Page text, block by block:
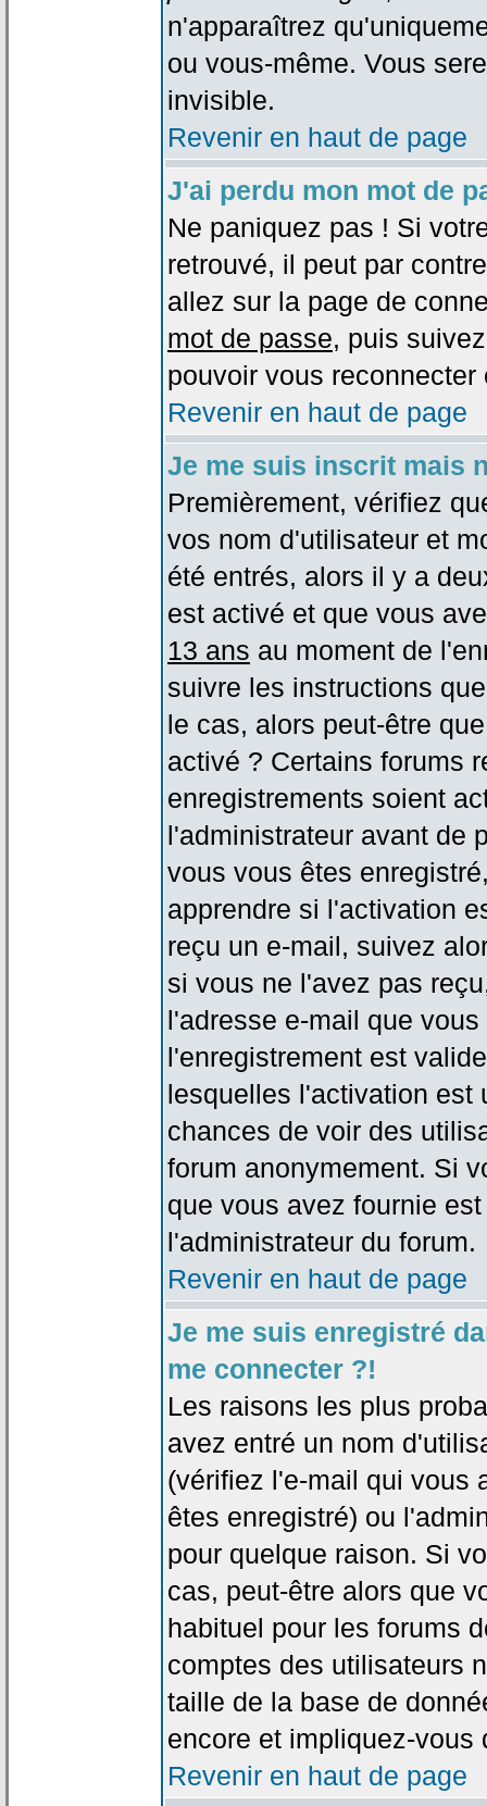
n'apparaîtrez
ou vous-même. Vous
invisible.
Revenir en haut de page
J'ai perdu mon mot de
Ne paniquez pas ! Si
retrouvé, il peut par
allez sur la page de
mot de passe, puis
pouvoir vous
Revenir en haut de page
Je me suis inscrit mais
Premièrement, vérifiez
vos nom d'utilisateur et
été entrés, alors il y a
est activé et que vous
13 ans au moment de
suivre les instructions
le cas, alors peut-être
activé ? Certains forums
enregistrements soient
l'administrateur avant de
vous vous êtes
apprendre si l'activation
reçu un e-mail, suivez
si vous ne l'avez pas
l'adresse e-mail que
l'enregistrement est
lesquelles l'activation est
chances de voir des
forum anonymement. Si
que vous avez fournie
l'administrateur du forum.
Revenir en haut de page
Je me suis enregistré
me connecter ?!
Les raisons les plus
avez entré un nom
(vérifiez l'e-mail qui vous
êtes enregistré) ou
pour quelque raison. Si
cas, peut-être alors que
habituel pour les forums
comptes des utilisateurs
taille de la base de
encore et impliquez-
Revenir en haut de page